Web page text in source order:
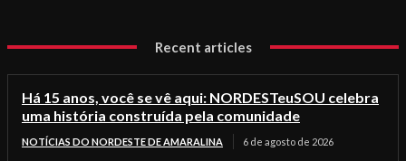
Recent articles
Há 15 anos, você se vê aqui: NORDESTeuSOU celebra
uma história construída pela comunidade
NOTÍCIAS DO NORDESTE DE AMARALINA 6 de agosto de 2026